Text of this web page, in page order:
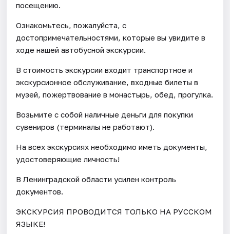
посещению.
Ознакомьтесь, пожалуйста, с
достопримечательностями, которые вы увидите в
ходе нашей автобусной экскурсии.
В стоимость экскурсии входит транспортное и
экскурсионное обслуживание, входные билеты в
музей, пожертвование в монастырь, обед, прогулка.
Возьмите с собой наличные деньги для покупки
сувениров (терминалы не работают).
На всех экскурсиях необходимо иметь документы,
удостоверяющие личность!
В Ленинградской области усилен контроль
документов.
ЭКСКУРСИЯ ПРОВОДИТСЯ ТОЛЬКО НА РУССКОМ
ЯЗЫКЕ!